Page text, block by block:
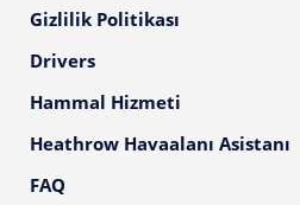
Gizlilik Politikası
Drivers
Hammal Hizmeti
Heathrow Havaalanı Asistanı
FAQ